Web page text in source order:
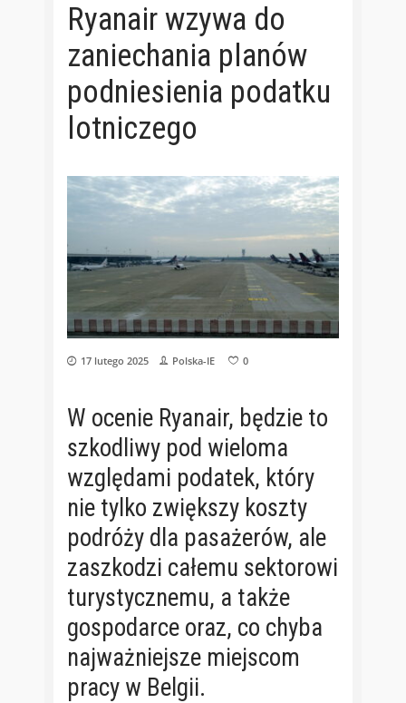
Ryanair wzywa do
zaniechania planów
podniesienia podatku
lotniczego
17 lutego 2025 Polska-IE 0
W ocenie Ryanair, będzie to
szkodliwy pod wieloma
względami podatek, który
nie tylko zwiększy koszty
podróży dla pasażerów, ale
zaszkodzi całemu sektorowi
turystycznemu, a także
gospodarce oraz, co chyba
najważniejsze miejscom
pracy w Belgii.